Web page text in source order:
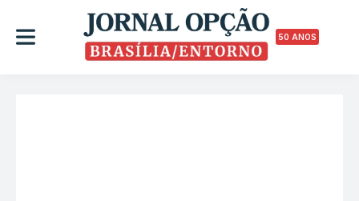
50 ANOS